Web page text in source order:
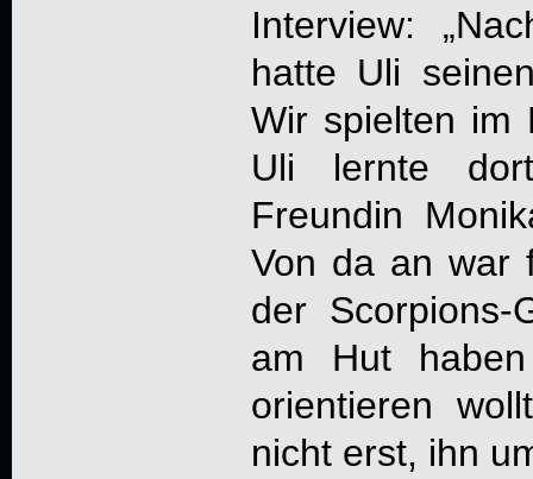
Interview:
hatte Uli
Wir spielten im
Uli lernte
Freundin
Von da an war
der Scorpions-
am Hut
orientieren
nicht erst, ihn